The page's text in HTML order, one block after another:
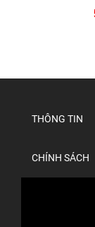
THÔNG TIN
CHÍNH SÁCH